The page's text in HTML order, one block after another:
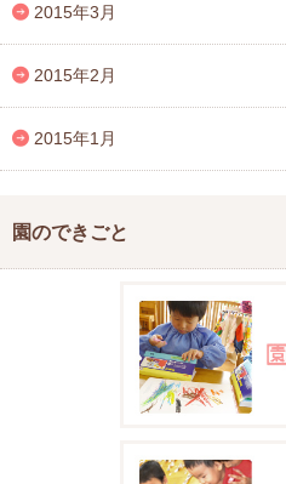
2015年3月
2015年2月
2015年1月
園のできごと